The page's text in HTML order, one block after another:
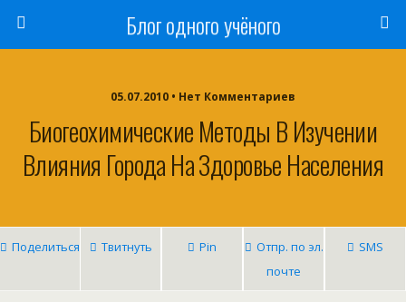
Блог одного учёного
05.07.2010 • Нет Комментариев
Биогеохимические Методы В Изучении
Влияния Города На Здоровье Населения
Поделиться Твитнуть Pin
Отпр. по эл.
почте
SMS